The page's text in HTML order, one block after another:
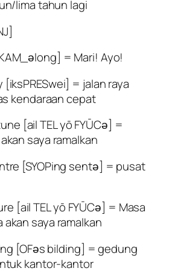
lima tahun lagi
= Mari! Ayo!
= jalan raya
kendaraan cepat
[ail TEL yō FYŪCә] =
saya ramalkan
[SYOPing sentә] = pusat
[ail TEL yō FYŪCә] = Masa
saya ramalkan
[OFәs bilding] = gedung
kantor-kantor